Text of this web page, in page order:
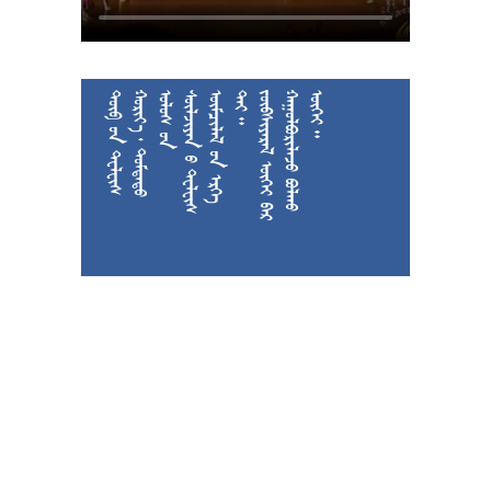

































































  






































 